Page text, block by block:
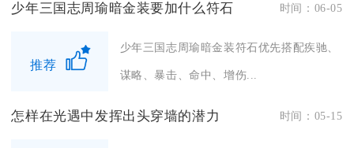
少年三国志周瑜暗金装要加什么符石 时间：06-05
推荐
少年三国志周瑜暗金装符石优先搭配疾驰、
谋略、暴击、命中、增伤...
怎样在光遇中发挥出头穿墙的潜力 时间：05-15